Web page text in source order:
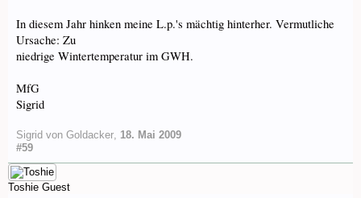
In diesem Jahr hinken meine L.p.'s mächtig hinterher. Vermutliche
Ursache: Zu
niedrige Wintertemperatur im GWH.
MfG
Sigrid
Sigrid von Goldacker, 18. Mai 2009
#59
Toshie Guest